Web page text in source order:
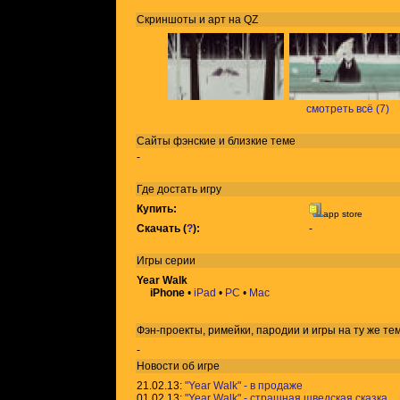
Скриншоты и арт на QZ
смотреть всё (7)
Сайты фэнские и близкие теме
-
Где достать игру
Купить:
app store
Скачать (?): -
Игры серии
Year Walk
iPhone • iPad • PC • Mac
Фэн-проекты, римейки, пародии и игры на ту же
-
Новости об игре
21.02.13: "Year Walk" - в продаже